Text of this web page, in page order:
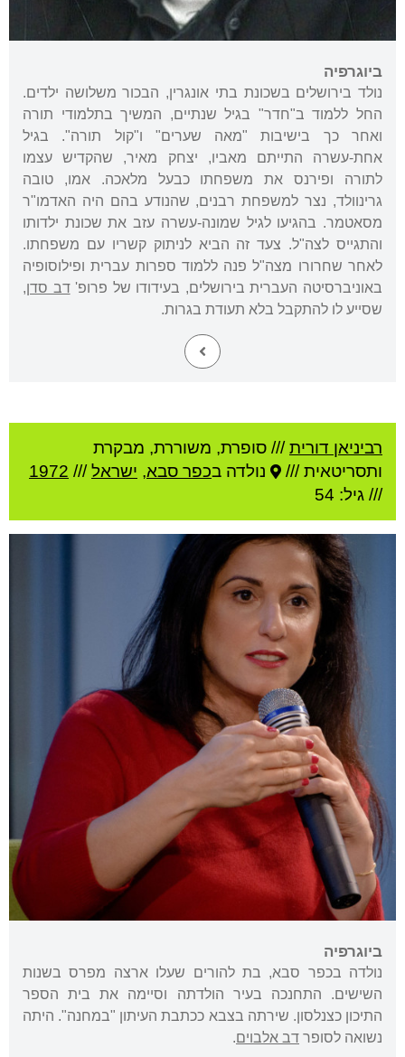
ביוגרפיה
נולד בירושלים בשכונת בתי אונגרין, הבכור משלושה ילדים.
החל ללמוד ב"חדר" בגיל שנתיים, המשיך בתלמודי תורה
ואחר כך בישיבות "מאה שערים" ו"קול תורה". בגיל
אחת-עשרה התייתם מאביו, יצחק מאיר, שהקדיש עצמו
לתורה ופירנס את משפחתו כבעל מלאכה. אמו, טובה
גרינוולד, נצר למשפחת רבנים, שהנודע בהם היה האדמו"ר
מסאטמר. בהגיעו לגיל שמונה-עשרה עזב את שכונת ילדותו
והתגייס לצה"ל. צעד זה הביא לניתוק קשריו עם משפחתו.
לאחר שחרורו מצה"ל פנה ללמוד ספרות עברית ופילוסופיה
באוניברסיטה העברית בירושלים, בעידודו של פרופ'דב סדן,
שסייע לו להתקבל בלא תעודת בגרות.
רביניאן דורית/// סופרת, משוררת, מבקרת
ותסריטאית ///
נולדה בכפר סבא, ישראל///
1972
/// גיל: 54
ביוגרפיה
נולדה בכפר סבא, בת להורים שעלו ארצה מפרס בשנות
השישים. התחנכה בעיר הולדתה וסיימה את בית הספר
התיכון כצנלסון. שירתה בצבא ככתבת העיתון "במחנה". היתה
נשואה לסופר דב אלבוים.